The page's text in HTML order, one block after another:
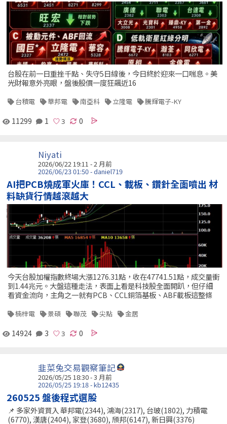
台股在前一日重挫千點、失守5日線後，今日終於迎來一口喘息。美
光財報意外亮眼，盤後股價一度狂飆近16
台積電 華邦電 南亞科 立隆電 騰輝電子-KY
11299 1 0
Niyati
2026/06/22 19:11 - 2 月前
2026/06/23 01:50 - daniel719
AI把PCB燒成軍火庫！CCL、載板、鑽針全面噴出 材
料缺貨行情越滾越大
今天台股加權指數終場大漲1276.31點，收在47741.51點，成交量衝
到1.44兆元。大盤這種走法，表面上看是科技股全面開趴，但仔細
看資金流向，主角之一就有PCB、CCL銅箔基板、ABF載板這整條
楠梓電 景碩 聯茂 尖點 金居
14924 3 0
韭菜兔交易觀察筆記
2026/05/25 18:30 - 3 月前
2026/05/25 19:18 - kb12435
260525 盤後程式選股
📌 多家外資買入 華邦電(2344), 鴻海(2317), 台玻(1802), 力積電
(6770), 漢唐(2404), 家登(3680), 頎邦(6147), 新日興(3376)